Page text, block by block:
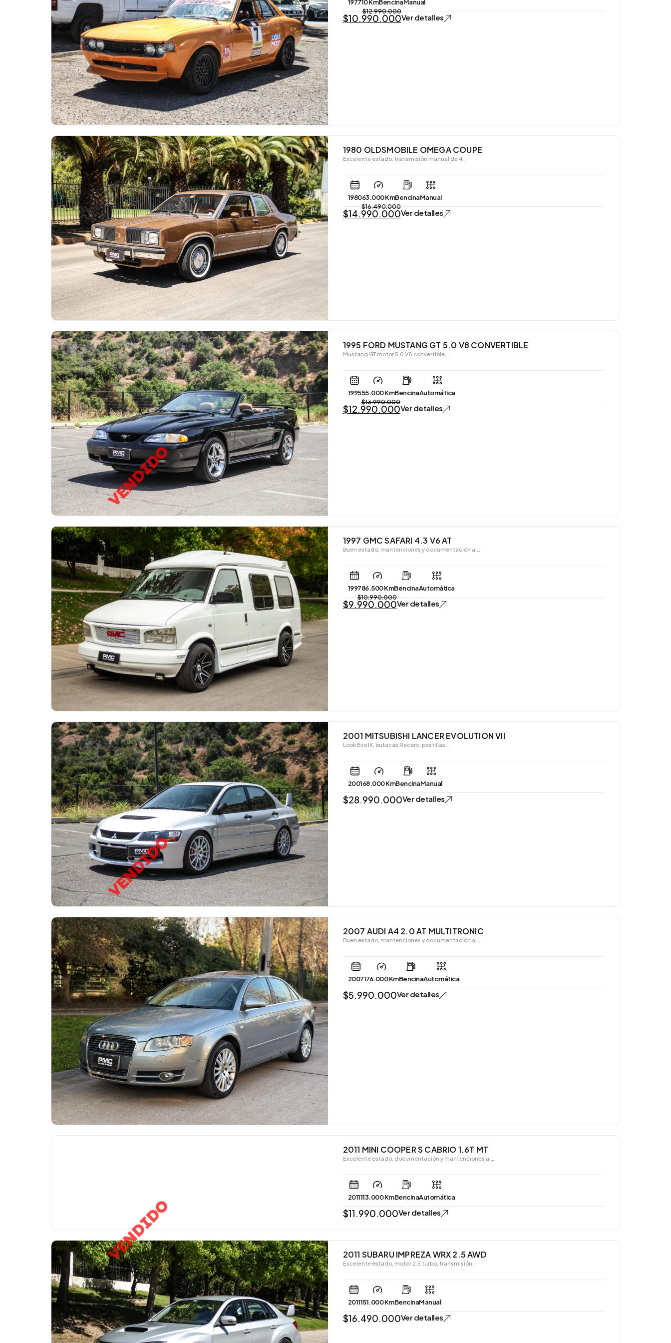
197710 KmBencinaManual
$12.990.000
$10.990.000Ver detalles
1980 OLDSMOBILE OMEGA COUPE
Excelente estado, transmisión manual de 4…
198063.000 KmBencinaManual
$16.490.000
$14.990.000Ver detalles
VENDIDO
1995 FORD MUSTANG GT 5.0 V8 CONVERTIBLE
Mustang GT motor 5.0 V8 convertible,…
199555.000 KmBencinaAutomática
$13.990.000
$12.990.000Ver detalles
1997 GMC SAFARI 4.3 V6 AT
Buen estado, mantenciones y documentación al…
199786.500 KmBencinaAutomática
$10.990.000
$9.990.000Ver detalles
VENDIDO
2001 MITSUBISHI LANCER EVOLUTION VII
Look Evo IX, butacas Recaro, pastillas…
200168.000 KmBencinaManual
$28.990.000Ver detalles
2007 AUDI A4 2.0 AT MULTITRONIC
Buen estado, mantenciones y documentación al…
2007176.000 KmBencinaAutomática
$5.990.000Ver detalles
VENDIDO
2011 MINI COOPER S CABRIO 1.6T MT
Excelente estado, documentación y mantenciones al…
2011113.000 KmBencinaAutomática
$11.990.000Ver detalles
2011 SUBARU IMPREZA WRX 2.5 AWD
Excelente estado, motor 2.5 turbo, transmisión…
2011151.000 KmBencinaManual
$16.490.000Ver detalles